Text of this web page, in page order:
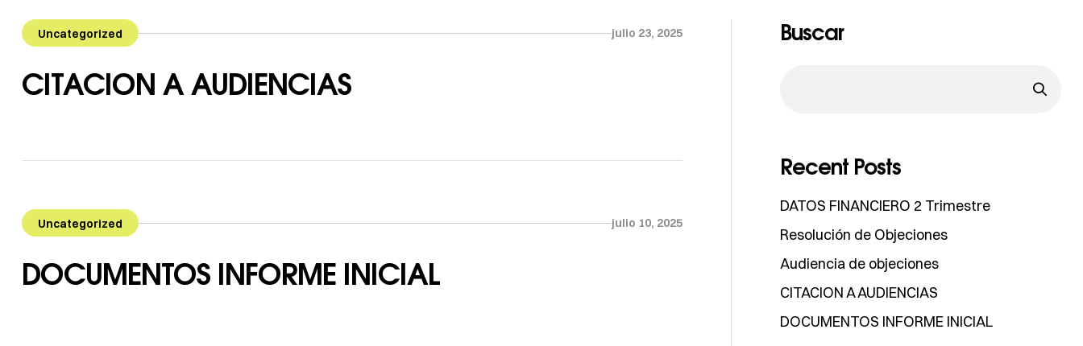
Uncategorized julio 23, 2025
CITACION A AUDIENCIAS
Uncategorized julio 10, 2025
DOCUMENTOS INFORME INICIAL
Buscar
Recent Posts
DATOS FINANCIERO 2 Trimestre
Resolución de Objeciones
Audiencia de objeciones
CITACION A AUDIENCIAS
DOCUMENTOS INFORME INICIAL